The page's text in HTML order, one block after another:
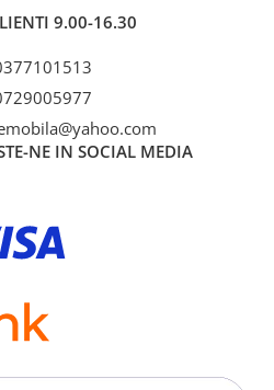
9.00-16.30
NE IN SOCIAL MEDIA